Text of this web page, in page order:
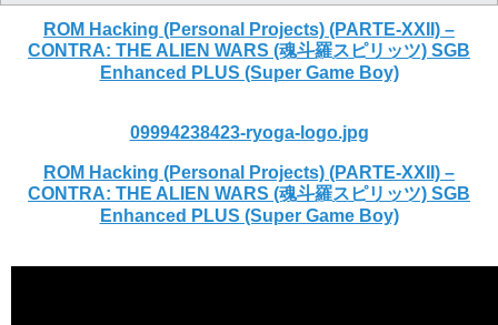
ROM Hacking (Personal Projects) (PARTE-XXII) –
CONTRA: THE ALIEN WARS (魂斗羅スピリッツ) SGB
Enhanced PLUS (Super Game Boy)
09994238423-ryoga-logo.jpg
ROM Hacking (Personal Projects) (PARTE-XXII) –
CONTRA: THE ALIEN WARS (魂斗羅スピリッツ) SGB
Enhanced PLUS (Super Game Boy)